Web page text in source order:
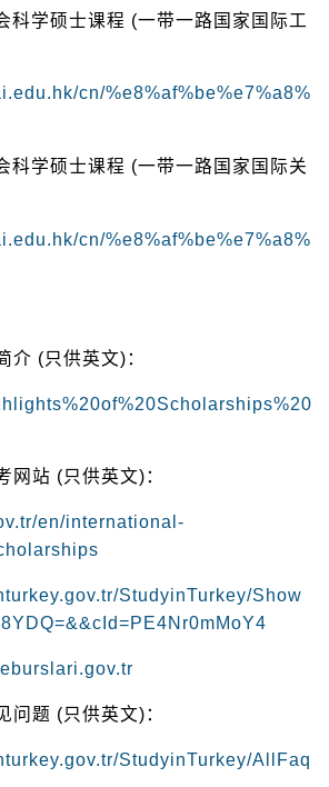
科学硕士课程 (一带一路国家国际工
cn/%e8%af%be%e7%a8%
科学硕士课程 (一带一路国家国际关
cn/%e8%af%be%e7%a8%
介 (只供英文)：
网站 (只供英文)：
en/international-
StudyinTurkey/Show
问题 (只供英文)：
StudyinTurkey/AllFaq